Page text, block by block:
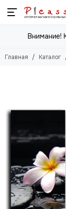
Модульные
Смотреть все
Абстракция
Этника
Техника
Для детей
Для мужчин
Игры
Фильмы,
Спорт
Внимание!
Главная Каталог